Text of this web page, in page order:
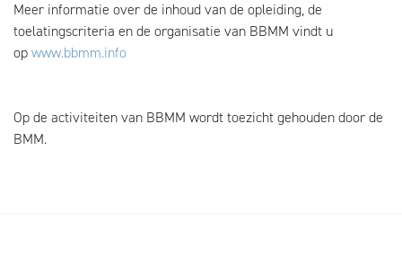
Meer informatie over de inhoud van de opleiding, de
toelatingscriteria en de organisatie van BBMM vindt u
opwww.bbmm.info
Op de activiteiten van BBMM wordt toezicht gehouden door de
BMM.